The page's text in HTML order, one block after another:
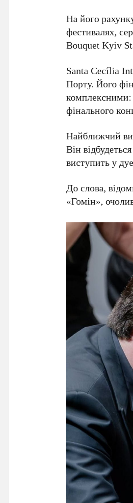
На його
фестивалях,
Bouquet Kyiv
Santa Cecília
Порту. Його
комплексними:
фінального
Найближчий
Він
виступить у
До слова,
«Гомін»,